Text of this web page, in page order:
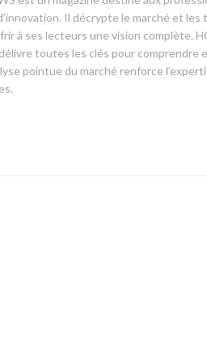
Il décrypte le marché et les
à ses lecteurs une vision complète.
toutes les clés pour comprendre
pointue du marché renforce